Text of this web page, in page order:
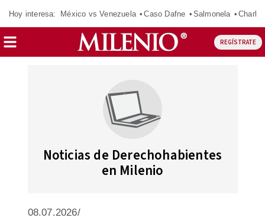
Hoy interesa: México vs Venezuela Caso Dafne Salmonela
REGÍSTRATE
Noticias de Derechohabientes
en Milenio
08.07.2026/